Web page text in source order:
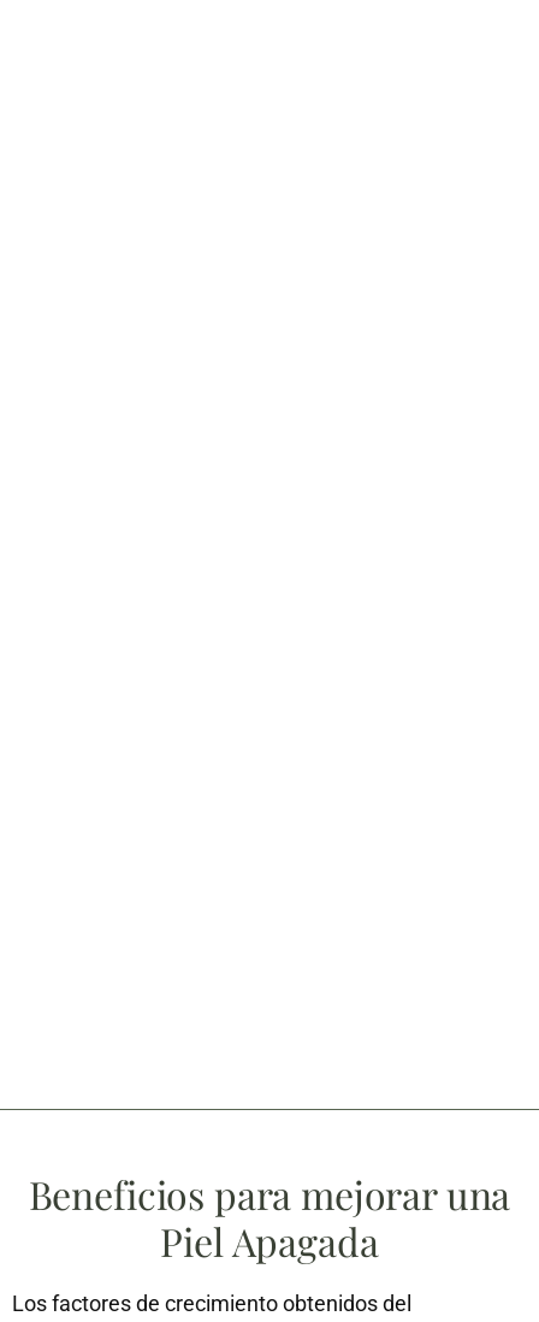
Beneficios para mejorar una
Piel Apagada
Los factores de crecimiento obtenidos del